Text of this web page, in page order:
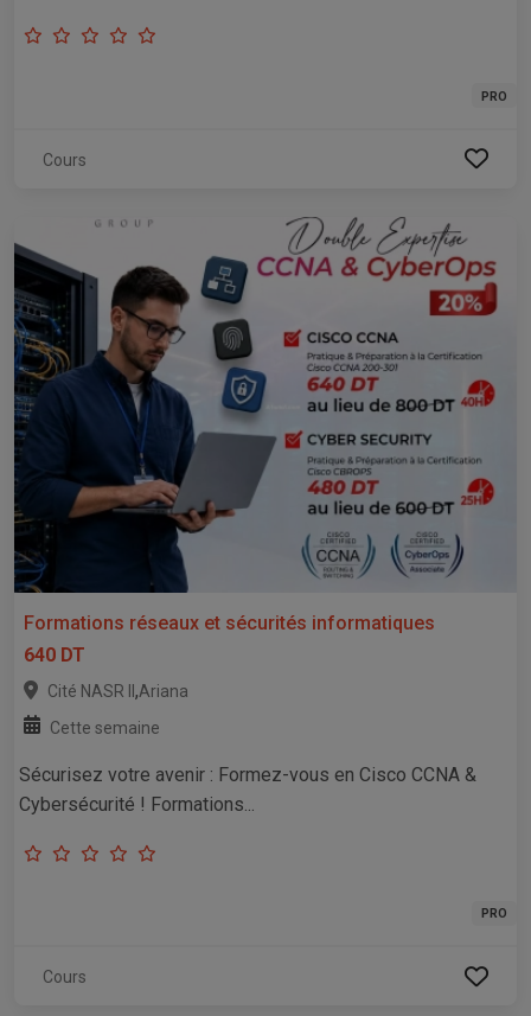
PRO
Cours
Formations réseaux et sécurités informatiques
640 DT
Cité NASR II ,Ariana
Cette semaine
Sécurisez votre avenir : Formez-vous en Cisco CCNA &
Cybersécurité ! Formations...
PRO
Cours